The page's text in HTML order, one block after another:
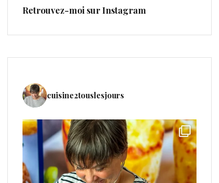
Retrouvez-moi sur Instagram
cuisine2touslesjours